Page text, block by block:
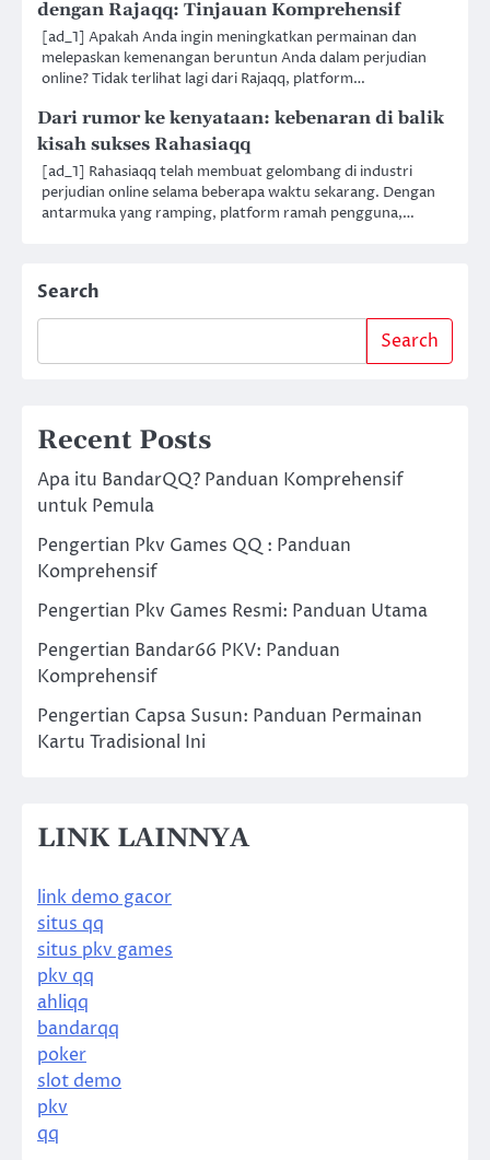
dengan Rajaqq: Tinjauan Komprehensif
[ad_1] Apakah Anda ingin meningkatkan permainan dan
melepaskan kemenangan beruntun Anda dalam perjudian
online? Tidak terlihat lagi dari Rajaqq, platform…
Dari rumor ke kenyataan: kebenaran di balik
kisah sukses Rahasiaqq
[ad_1] Rahasiaqq telah membuat gelombang di industri
perjudian online selama beberapa waktu sekarang. Dengan
antarmuka yang ramping, platform ramah pengguna,…
Search
Search
Recent Posts
Apa itu BandarQQ? Panduan Komprehensif
untuk Pemula
Pengertian Pkv Games QQ : Panduan
Komprehensif
Pengertian Pkv Games Resmi: Panduan Utama
Pengertian Bandar66 PKV: Panduan
Komprehensif
Pengertian Capsa Susun: Panduan Permainan
Kartu Tradisional Ini
LINK LAINNYA
link demo gacor
situs qq
situs pkv games
pkv qq
ahliqq
bandarqq
poker
slot demo
pkv
qq